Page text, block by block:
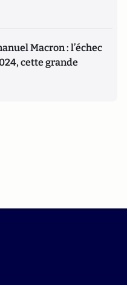
Macron : l’échec
cette grande